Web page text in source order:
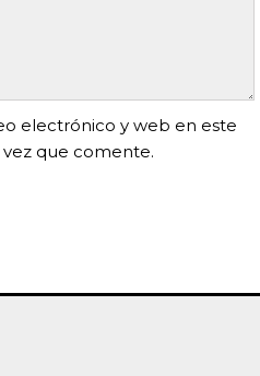
electrónico y web en este
que comente.